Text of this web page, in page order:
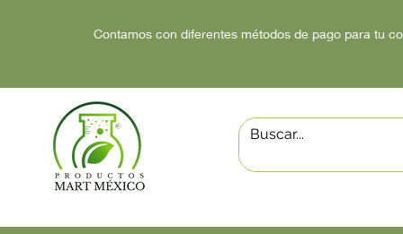
Contamos con diferentes métodos de pago para tu